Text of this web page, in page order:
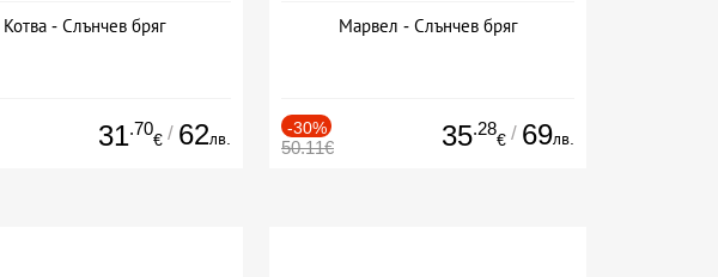
Котва - Слънчев бряг
31.70
€ / 62лв.
Марвел - Слънчев бряг
-30%
50.11€ 35.28
€ / 69лв.